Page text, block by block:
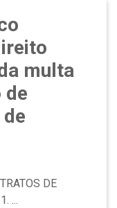
multa
de
DE
...